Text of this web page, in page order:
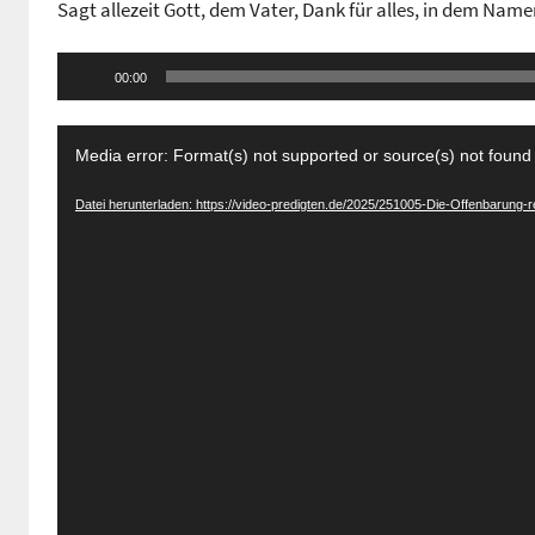
n
G
e
n
Sagt allezeit Gott, dem Vater, Dank für alles, in dem
Player
00:00
Media error: Format(s) not supported or source(s) not found
Datei herunterladen: https://video-predigten.de/2025/251005-Die-Offenbarung-